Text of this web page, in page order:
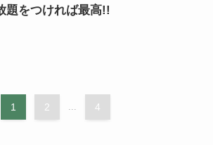
題をつければ最高!!
1 2 ... 4